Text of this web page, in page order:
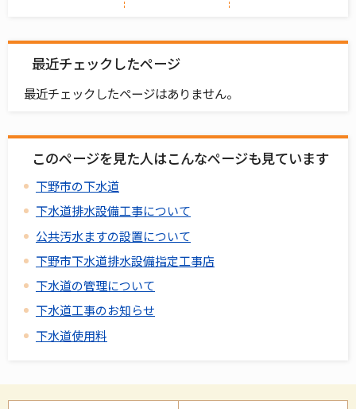
最近チェックしたページ
最近チェックしたページはありません。
このページを見た人はこんなページも見ています
下野市の下水道
下水道排水設備工事について
公共汚水ますの設置について
下野市下水道排水設備指定工事店
下水道の管理について
下水道工事のお知らせ
下水道使用料